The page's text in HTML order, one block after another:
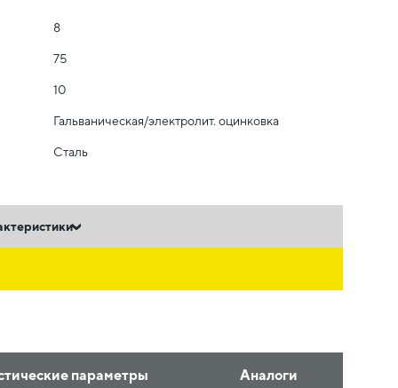
8
75
10
Гальваническая/электролит. оцинковка
Сталь
параметры Аналоги